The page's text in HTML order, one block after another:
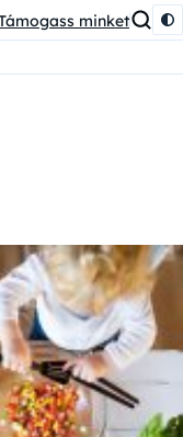
minket